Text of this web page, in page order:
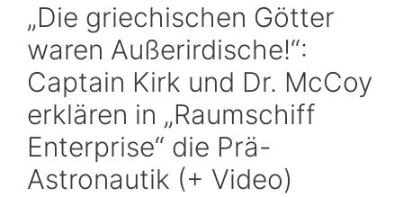
„Die griechischen Götter
waren Außerirdische!“:
Captain Kirk und Dr. McCoy
erklären in „Raumschiff
Enterprise“ die Prä-
Astronautik (+ Video)